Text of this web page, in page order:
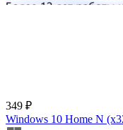
349 ₽
Windows 10 Home N